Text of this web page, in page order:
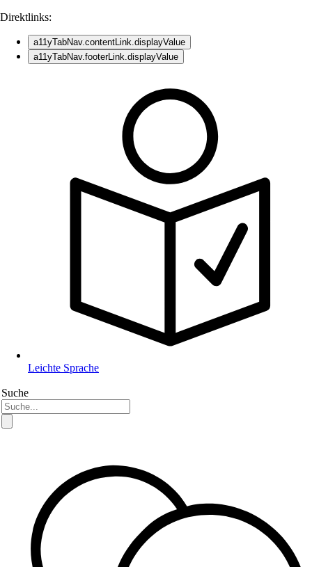
Direktlinks:
a11yTabNav.contentLink.displayValue
a11yTabNav.footerLink.displayValue
Leichte Sprache
Suche